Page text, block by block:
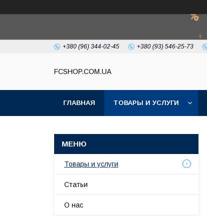
+380 (96) 344-02-45 +380 (93) 546-25-73
FCSHOP.COM.UA
ГЛАВНАЯ ТОВАРЫ И УСЛУГИ
Товары и услуги
Статьи
О нас